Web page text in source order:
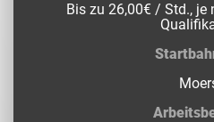
Bis zu 26,00€ / Std., je